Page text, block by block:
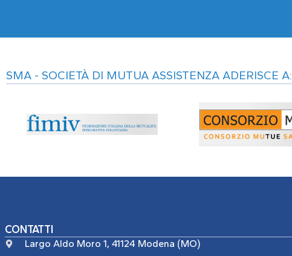
SMA - SOCIETÀ DI MUTUA ASSISTENZA ADERISCE A:
CONTATTI
Largo Aldo Moro 1, 41124 Modena (MO)